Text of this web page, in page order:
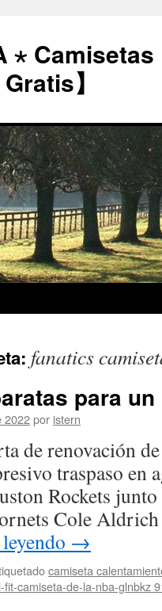
⋆ Camisetas
】
fanatics
para
2022por istern
de renovación
traspaso en
Rockets
Cole
→
camiseta
fit-camiseta-de-la-nba-glnbkz